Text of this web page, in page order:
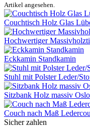
Artikel angesehen.
Couchtisch Holz Glas
Hochwertiger
Eckkamin Standkamin
Stuhl mit Polster Leder/
Sitzbank Holz massiv Oslo
Couch nach Maß
Sicher zahlen